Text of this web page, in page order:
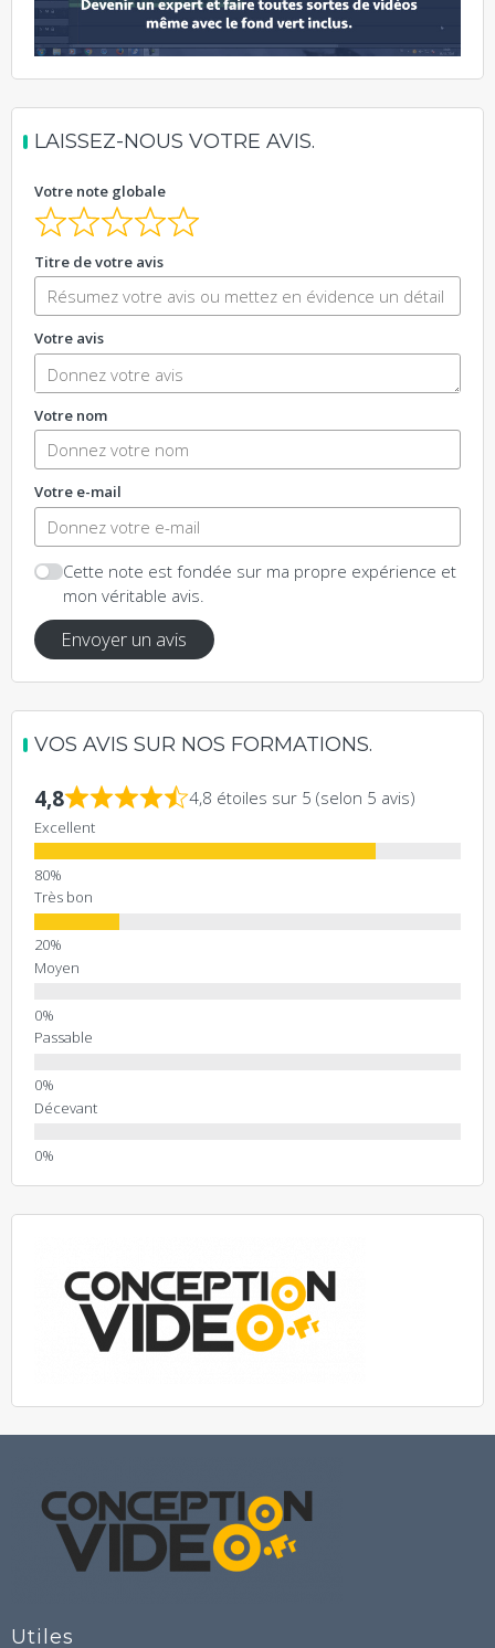
LAISSEZ-NOUS VOTRE AVIS.
Votre note globale
Titre de votre avis
Votre avis
Votre nom
Votre e-mail
Cette note est fondée sur ma propre expérience et
mon véritable avis.
Envoyer un avis
VOS AVIS SUR NOS FORMATIONS.
4,8 4,8 étoiles sur 5 (selon 5 avis)
Excellent
Très bon
Moyen
Passable
Décevant
Utiles